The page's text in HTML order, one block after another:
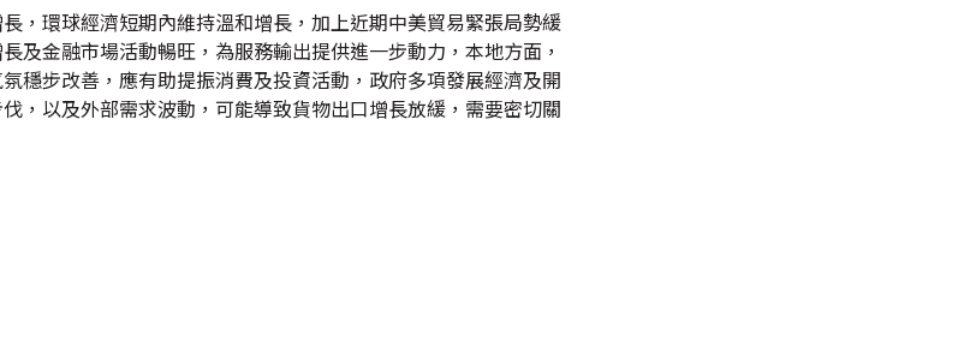
，環球經濟短期內維持溫和增長，加上近期中美貿易緊張局勢緩
及金融市場活動暢旺，為服務輸出提供進一步動力，本地方面，
穩步改善，應有助提振消費及投資活動，政府多項發展經濟及開
，以及外部需求波動，可能導致貨物出口增長放緩，需要密切關